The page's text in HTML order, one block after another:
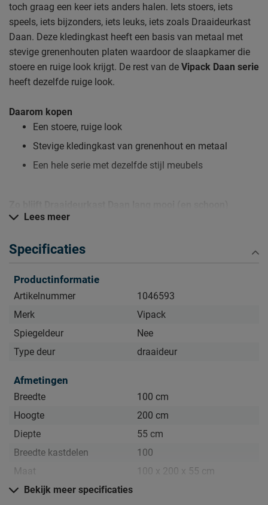
toch graag een keer iets anders halen. Iets stoers, iets
speels, iets bijzonders, iets leuks, iets zoals Draaideurkast
Daan. Deze kledingkast heeft een basis van metaal met
stevige grenenhouten platen waardoor de slaapkamer die
stoere en ruige look krijgt. De rest van de Vipack Daan serie
heeft dezelfde ruige look.
Daarom kopen
Een stoere, ruige look
Stevige kledingkast van grenenhout en metaal
Een hele serie met dezelfde stijl meubels
Kijk bij het kopje ‘Goed om te weten’ om alle tips & tricks te
Lees meer
Specificaties
Productinformatie
Artikelnummer
1046593
Merk
Vipack
Spiegeldeur
Nee
Type deur
draaideur
Afmetingen
Breedte
100 cm
Hoogte
200 cm
Diepte
55 cm
Breedte kastdelen
100
Maat
100 x 200 x 55 cm
Bekijk meer specificaties